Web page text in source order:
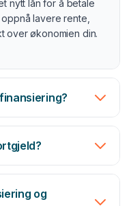
lavere rente
hverdag og bedre
— vi finner det beste
nytt lån for å betale
lavere rente,
over økonomien din.
og